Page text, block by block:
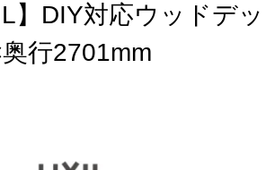
】DIY対応ウッドデ
行2701mm